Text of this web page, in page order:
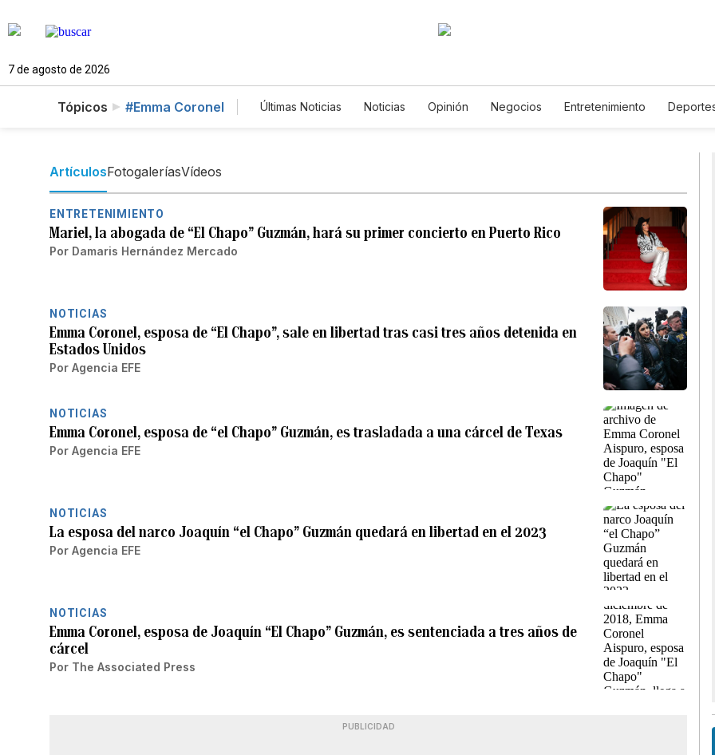
7 de agosto de 2026
Tópicos #Emma Coronel Últimas Noticias Noticias Opinión Negocios Entretenimiento
ArtículosFotogaleríasVídeos
ENTRETENIMIENTO
Mariel, la abogada de “El Chapo” Guzmán, hará su primer concierto en Puerto Rico
Por Damaris Hernández Mercado
NOTICIAS
Emma Coronel, esposa de “El Chapo”, sale en libertad tras casi tres años detenida en
Estados Unidos
Por Agencia EFE
NOTICIAS
Emma Coronel, esposa de “el Chapo” Guzmán, es trasladada a una cárcel de Texas
Por Agencia EFE
NOTICIAS
La esposa del narco Joaquín “el Chapo” Guzmán quedará en libertad en el 2023
Por Agencia EFE
NOTICIAS
Emma Coronel, esposa de Joaquín “El Chapo” Guzmán, es sentenciada a tres años de
cárcel
Por The Associated Press
PUBLICIDAD